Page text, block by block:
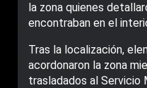
la zona quienes
encontraban en el
Tras la localización,
acordonaron la zona
trasladados al Servicio